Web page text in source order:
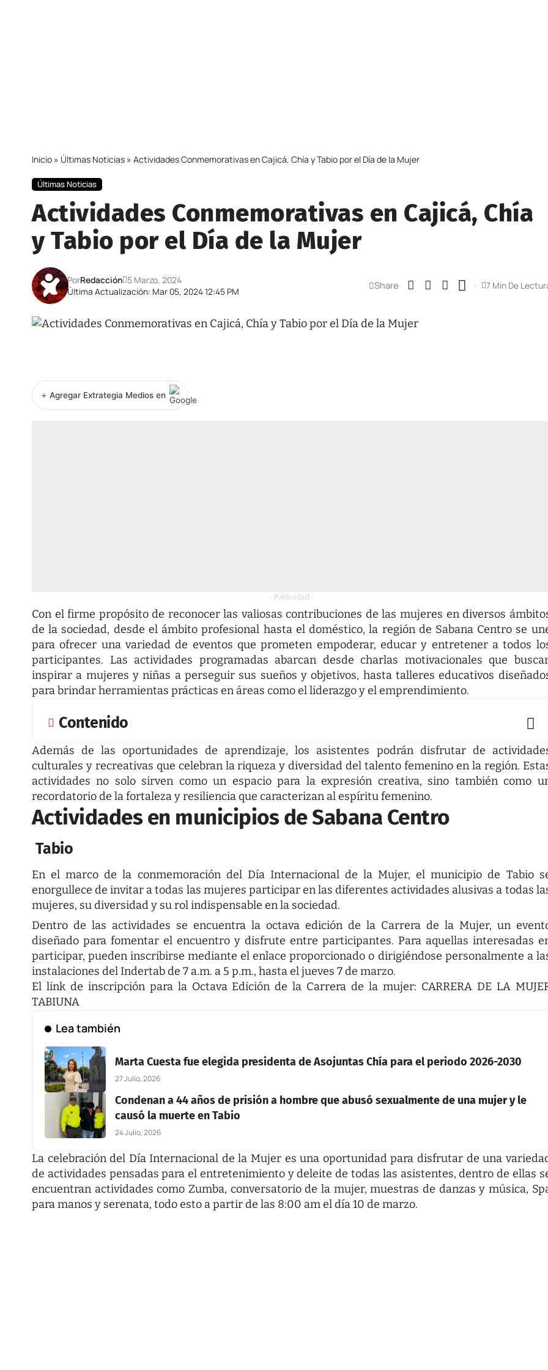
Inicio » Últimas Noticias » Actividades Conmemorativas en Cajicá, Chía y Tabio por el Día de la Mujer
Últimas Noticias
Actividades Conmemorativas en Cajicá, Chía
y Tabio por el Día de la Mujer
Última Actualización: Mar 05, 2024 12:45 PM
PorRedacción 5 Marzo, 2024 Share 7 Min De
+ Agregar Extrategia Medios en
- Publicidad -
Con el firme propósito de reconocer las valiosas contribuciones de las mujeres en diversos
de la sociedad, desde el ámbito profesional hasta el doméstico, la región de Sabana Centro se
para ofrecer una variedad de eventos que prometen empoderar, educar y entretener a todos
participantes. Las actividades programadas abarcan desde charlas motivacionales que
inspirar a mujeres y niñas a perseguir sus sueños y objetivos, hasta talleres educativos
para brindar herramientas prácticas en áreas como el liderazgo y el emprendimiento.
Contenido
Además de las oportunidades de aprendizaje, los asistentes podrán disfrutar de
culturales y recreativas que celebran la riqueza y diversidad del talento femenino en la región.
actividades no solo sirven como un espacio para la expresión creativa, sino también como
recordatorio de la fortaleza y resiliencia que caracterizan al espíritu femenino.
Actividades en municipios de Sabana Centro
Tabio
En el marco de la conmemoración del Día Internacional de la Mujer, el municipio de Tabio
enorgullece de invitar a todas las mujeres participar en las diferentes actividades alusivas a todas
mujeres, su diversidad y su rol indispensable en la sociedad.
Dentro de las actividades se encuentra la octava edición de la Carrera de la Mujer, un
diseñado para fomentar el encuentro y disfrute entre participantes. Para aquellas interesadas
participar, pueden inscribirse mediante el enlace proporcionado o dirigiéndose personalmente a
instalaciones del Indertab de 7 a.m. a 5 p.m., hasta el jueves 7 de marzo.
El link de inscripción para la Octava Edición de la Carrera de la mujer: CARRERA DE LA
TABIUNA
Lea también
Marta Cuesta fue elegida presidenta de Asojuntas Chía para el periodo 2026-2030
27 Julio, 2026
Condenan a 44 años de prisión a hombre que abusó sexualmente de una mujer y le
causó la muerte en Tabio
24 Julio, 2026
La celebración del Día Internacional de la Mujer es una oportunidad para disfrutar de una
de actividades pensadas para el entretenimiento y deleite de todas las asistentes, dentro de ellas
encuentran actividades como Zumba, conversatorio de la mujer, muestras de danzas y música,
para manos y serenata, todo esto a partir de las 8:00 am el día 10 de marzo.